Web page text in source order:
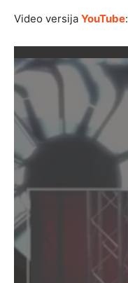
Video versija YouTube: